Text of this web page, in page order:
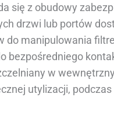
się z obudowy
drzwi lub portów
do manipulowania
bezpośredniego
w
utylizacji,